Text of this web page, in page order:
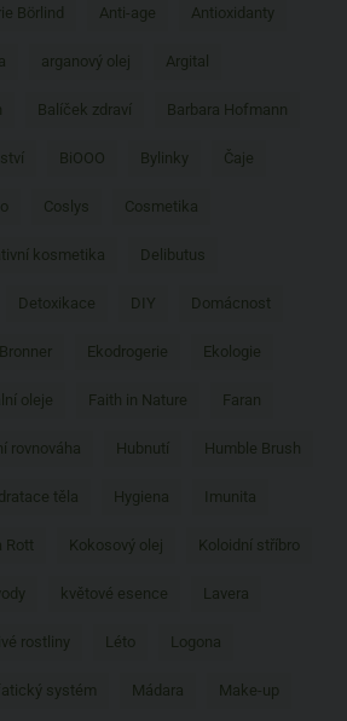
Börlind Anti-age Antioxidanty
arganový olej Argital
Balíček zdraví Barbara Hofmann
BiOOO Bylinky Čaje
Coslys Cosmetika
kosmetika Delibutus
Detoxikace DIY Domácnost
Ekodrogerie Ekologie
oleje Faith in Nature Faran
rovnováha Hubnutí Humble Brush
těla Hygiena Imunita
Rott Kokosový olej Koloidní stříbro
květové esence Lavera
rostliny Léto Logona
systém Mádara Make-up